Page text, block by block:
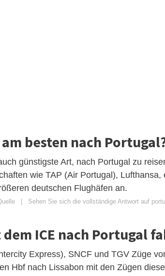
besten nach
günstigste Art, nach Portugal zu
wie TAP (Air Portugal),
deutschen Flughäfen an.
Sehen Sie sich die vollständige Antwort auf
ICE nach Portugal
Express), SNCF und TGV Züge
Hbf nach Lissabon mit den Zügen